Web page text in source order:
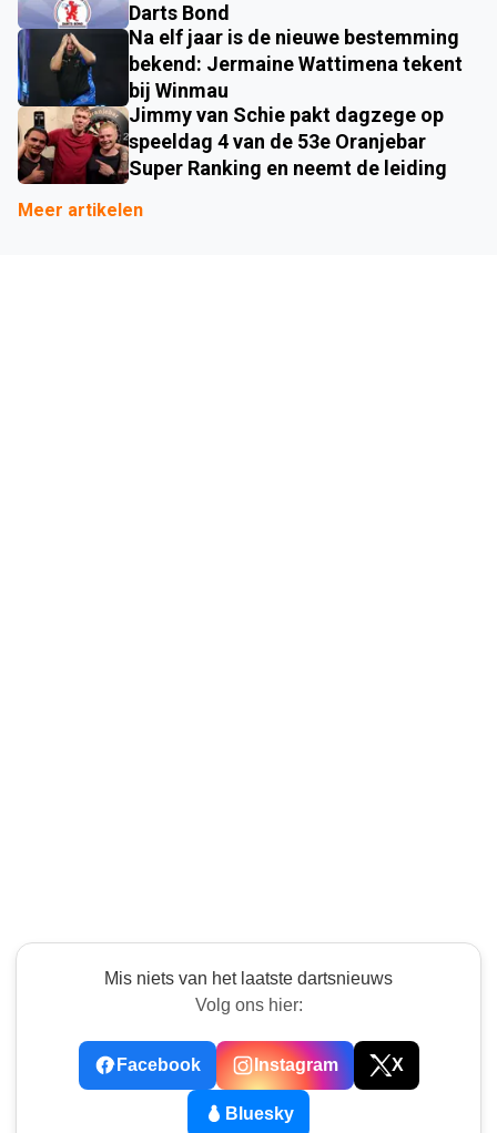
Darts Bond
Na elf jaar is de nieuwe bestemming
bekend: Jermaine Wattimena tekent
bij Winmau
Jimmy van Schie pakt dagzege op
speeldag 4 van de 53e Oranjebar
Super Ranking en neemt de leiding
Meer artikelen
Mis niets van het laatste dartsnieuws
Volg ons hier:
Facebook Instagram X
Bluesky